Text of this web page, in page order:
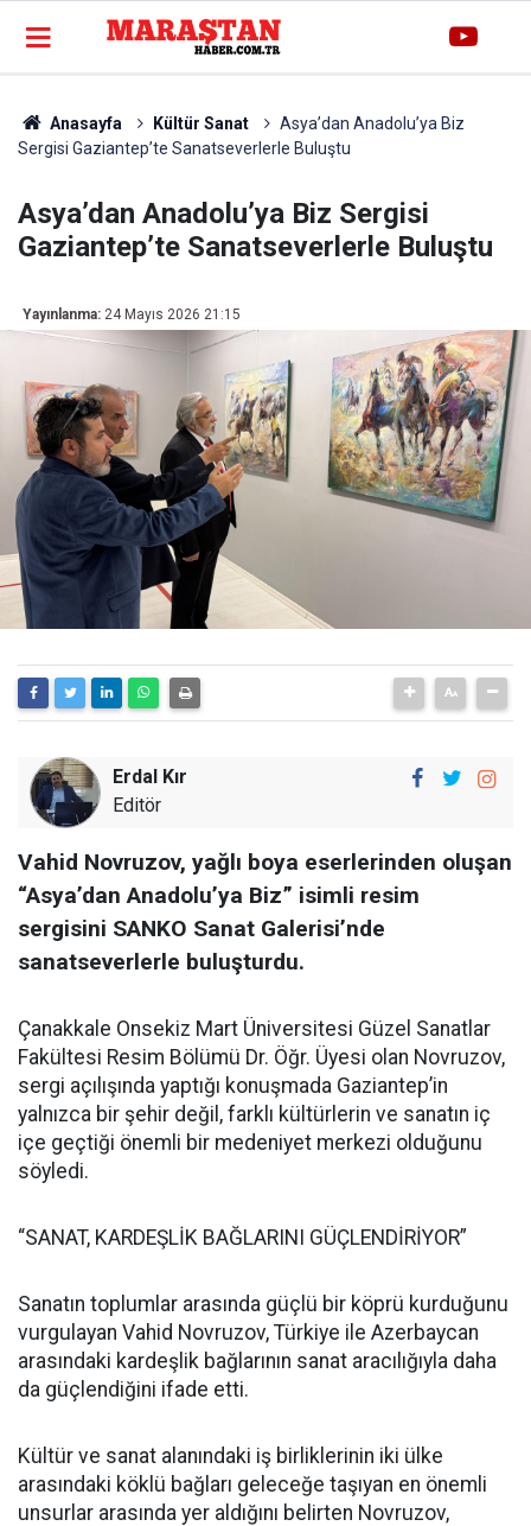
Anasayfa Kültür Sanat
Asya’dan Anadolu’ya Biz
Sergisi Gaziantep’te Sanatseverlerle Buluştu
Asya’dan Anadolu’ya Biz Sergisi
Gaziantep’te Sanatseverlerle Buluştu
Yayınlanma: 24 Mayıs 2026 21:15
Erdal Kır
Editör
Vahid Novruzov, yağlı boya eserlerinden oluşan
“Asya’dan Anadolu’ya Biz” isimli resim
sergisini SANKO Sanat Galerisi’nde
sanatseverlerle buluşturdu.
Çanakkale Onsekiz Mart Üniversitesi Güzel Sanatlar
Fakültesi Resim Bölümü Dr. Öğr. Üyesi olan Novruzov,
sergi açılışında yaptığı konuşmada Gaziantep’in
yalnızca bir şehir değil, farklı kültürlerin ve sanatın iç
içe geçtiği önemli bir medeniyet merkezi olduğunu
söyledi.
“SANAT, KARDEŞLİK BAĞLARINI GÜÇLENDİRİYOR”
Sanatın toplumlar arasında güçlü bir köprü kurduğunu
vurgulayan Vahid Novruzov, Türkiye ile Azerbaycan
arasındaki kardeşlik bağlarının sanat aracılığıyla daha
da güçlendiğini ifade etti.
Kültür ve sanat alanındaki iş birliklerinin iki ülke
arasındaki köklü bağları geleceğe taşıyan en önemli
unsurlar arasında yer aldığını belirten Novruzov,